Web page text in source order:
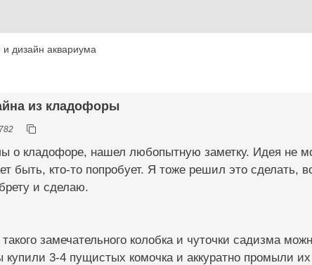
дизайн аквариума
из кладофоры
о кладофоре, нашел любопытную заметку. Идея не
быть, кто-то попробует. Я тоже решил это сделать,
и сделаю.
замечательного колобка и чуточки садизма
купили 3-4 пущистых комочка и аккуратно промыли